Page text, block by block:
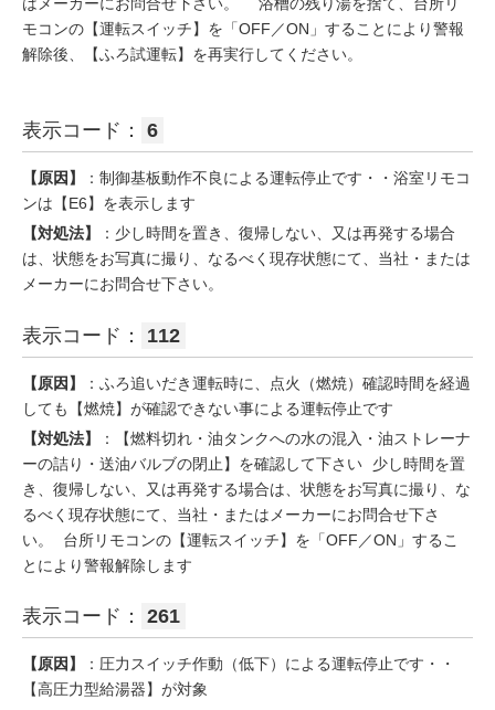
モコンの【運転スイッチ】を「OFF／ON」することにより警報
解除後、【ふろ試運転】を再実行してください。
表示コード： 6
【原因】
：制御基板動作不良による運転停止です・・浴室リモコ
ンは【E6】を表示します
【対処法】
：少し時間を置き、復帰しない、又は再発する場合
は、状態をお写真に撮り、なるべく現存状態にて、当社・または
メーカーにお問合せ下さい。
表示コード： 112
【原因】
：ふろ追いだき運転時に、点火（燃焼）確認時間を経過
しても【燃焼】が確認できない事による運転停止です
【対処法】
：【燃料切れ・油タンクへの水の混入・油ストレーナ
ーの詰り・送油バルブの閉止】を確認して下さい 少し時間を置
き、復帰しない、又は再発する場合は、状態をお写真に撮り、な
るべく現存状態にて、当社・またはメーカーにお問合せ下さ
い。 台所リモコンの【運転スイッチ】を「OFF／ON」するこ
とにより警報解除します
表示コード： 261
【原因】
：圧力スイッチ作動（低下）による運転停止です・・
【高圧力型給湯器】が対象